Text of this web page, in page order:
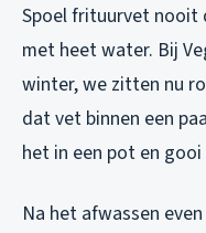
Spoel frituurvet
met heet water. Bij
winter, we zitten nu
dat vet binnen een
het in een pot en
Na het afwassen